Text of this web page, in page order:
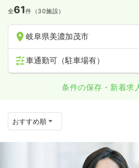
全61件（30施設）
岐阜県美濃加茂市
車通勤可（駐車場有）
条件の保存・新着求